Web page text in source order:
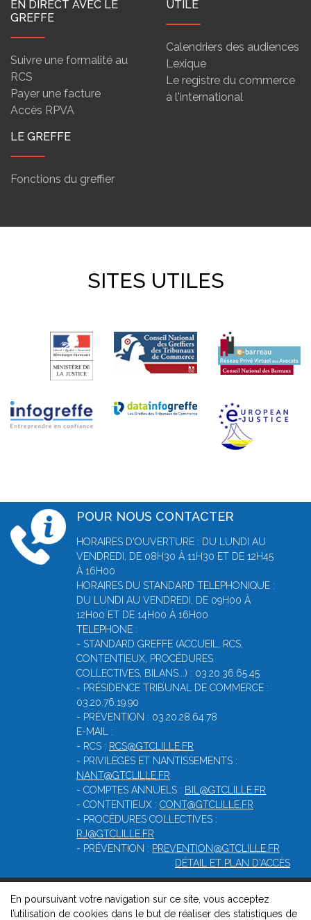
EN DIRECT AVEC LE
GREFFE
Suivre une formalité au
RCS
Payer une facture
Accès RPVA
UTILE
Calendriers des audiences
Lexique
Le registre du commerce
à l'international
LE GREFFE
Fonctions du greffier
SITES UTILES
POUR NOUS CONTACTER
HORAIRES D'OUVERTURE : DU LUNDI AU
VENDREDI, DE 08H30 À 11H30 ET DE 12H45
À 16H00
HORAIRES DU STANDARD TELEPHONIQUE :
DU LUNDI AU VENDREDI, DE 09H00 À
12H00 ET DE 14H00 À 16H00
TELEPHONE :
- STANDARD GREFFE (ACCUEIL, RCS,
CONTENTIEUX, PROCÉDURES
COLLECTIVES, BILANS...) : 03.20.36.65.45
- PRÉSIDENCE TRIBUNAL DE COMMERCE :
03.20.76.19.90
- PRÉVENTION : 03.20.28.64.78
E-MAIL :
- RCS : RCS@GTCLILLE.FR
- PRIVILÈGES ET NANTISSEMENTS :
NANT@GTCLILLE.FR
- COMPTES ANNUELS : BIL@GTCLILLE.FR
- CONTENTIEUX : CONT@GTCLILLE.FR
- PROCÉDURES COLLECTIVES :
RJ@GTCLILLE.FR
- PRÉVENTION : PREVENTION@GTCLILLE.FR
DÉTAIL ET PLAN D'ACCÈS
© 2026, Greffe du tribunal de commerce de Lille-Métropole -
En poursuivant votre navigation sur ce site, vous acceptez
l’utilisation de cookies dans le but de réaliser des statistiques de